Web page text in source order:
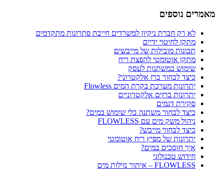
מאמרים נוספים
לא רק חברת ניקיון למשרדים חייבת פתרונות מתקדמים
מתקן לחיטוי ידיים
תכונות מובילות של מייבשים
מתקן אוטומטי להפצת ריח
שימוש במשתנות לעסק
כיצד לבחור ברז אלקטרוני?
יתרונות מערכת בקרת המים Flowless
יתרונות ברזים אלקטרוניים
סקירת דגמים
כיצד לבחור משתנה בלי שימוש במים?
ניהול משק מים עם FLOWLESS
כיצד לבחור מייבש?
יתרונות של מפיץ ריח אוטומטי
איך חוסכים במים?
חידוש טכנולוגי
FLOWLESS – איתור נזילות מים